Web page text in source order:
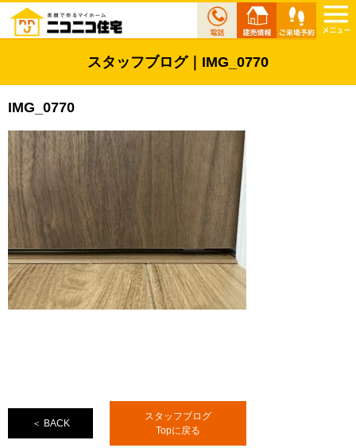
スタッフブログ｜IMG_0770
IMG_0770
＜ BACK
スタッフブログ
Topに戻る